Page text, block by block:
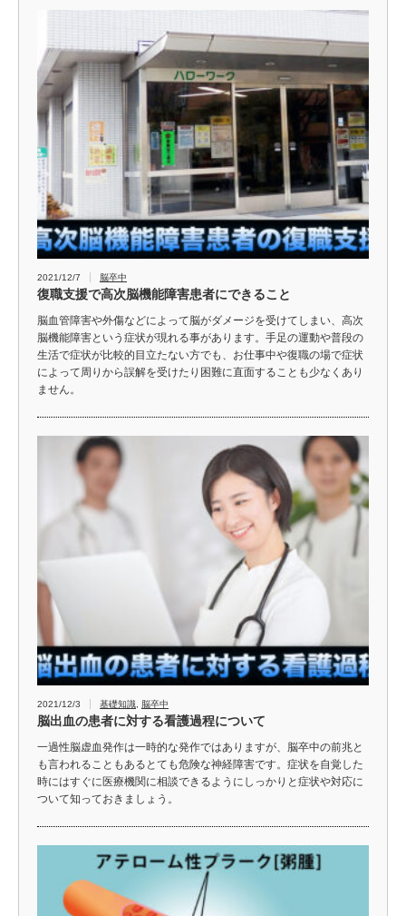
2021/12/7 脳卒中
復職支援で高次脳機能障害患者にできること
脳血管障害や外傷などによって脳がダメージを受けてしまい、高次
脳機能障害という症状が現れる事があります。手足の運動や普段の
生活で症状が比較的目立たない方でも、お仕事中や復職の場で症状
によって周りから誤解を受けたり困難に直面することも少なくあり
ません。
2021/12/3 基礎知識 脳卒中
脳出血の患者に対する看護過程について
一過性脳虚血発作は一時的な発作ではありますが、脳卒中の前兆と
も言われることもあるとても危険な神経障害です。症状を自覚した
時にはすぐに医療機関に相談できるようにしっかりと症状や対応に
ついて知っておきましょう。